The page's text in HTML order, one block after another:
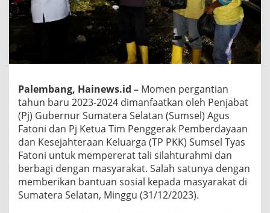
Palembang, Hainews.id – Momen pergantian
tahun baru 2023-2024 dimanfaatkan oleh Penjabat
(Pj) Gubernur Sumatera Selatan (Sumsel) Agus
Fatoni dan Pj Ketua Tim Penggerak Pemberdayaan
dan Kesejahteraan Keluarga (TP PKK) Sumsel Tyas
Fatoni untuk mempererat tali silahturahmi dan
berbagi dengan masyarakat. Salah satunya dengan
memberikan bantuan sosial kepada masyarakat di
Sumatera Selatan, Minggu (31/12/2023).